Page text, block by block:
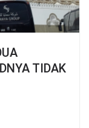
TIDAK